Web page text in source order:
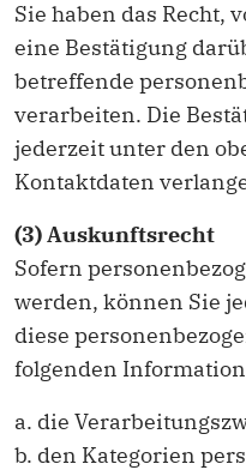
Sie haben das Recht,
eine Bestätigung
betreffende
verarbeiten. Die
jederzeit unter den
Kontaktdaten
(3) Auskunftsrecht
Sofern
werden, können Sie
diese
folgenden
a. die
b. den Kategorien